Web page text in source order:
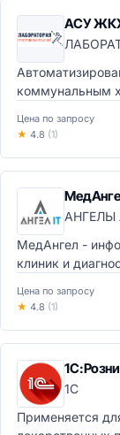
АСУ
коммунальным
Цена по запросу
★ 4.8 (1)
АНГЕЛЫ
МедАнгел -
клиник и
Цена по запросу
★ 4.8 (1)
1С
Применяется